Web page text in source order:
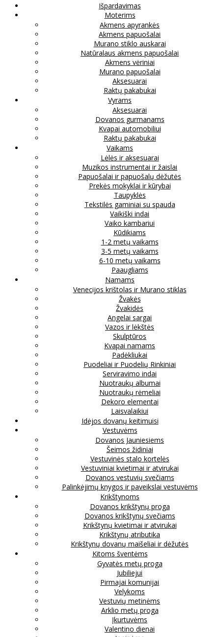
Išpardavimas
Moterims
Akmens apyrankės
Akmens papuošalai
Murano stiklo auskarai
Natūralaus akmens papuošalai
Akmens vėriniai
Murano papuošalai
Aksesuarai
Raktų pakabukai
Vyrams
Aksesuarai
Dovanos gurmanams
Kvapai automobiliui
Raktų pakabukai
Vaikams
Lėlės ir aksesuarai
Muzikos instrumentai ir žaislai
Papuošalai ir papuošalų dėžutės
Prekės mokyklai ir kūrybai
Taupyklės
Tekstilės gaminiai su spauda
Vaikiški indai
Vaiko kambariui
Kūdikiams
1-2 metų vaikams
3-5 metų vaikams
6-10 metų vaikams
Paaugliams
Namams
Venecijos krištolas ir Murano stiklas
Žvakės
Žvakidės
Angelai sargai
Vazos ir lėkštės
Skulptūros
Kvapai namams
Padėkliukai
Puodeliai ir Puodelių Rinkiniai
Serviravimo indai
Nuotraukų albumai
Nuotraukų rėmeliai
Dekoro elementai
Laisvalaikiui
Idėjos dovanų keitimuisi
Vestuvėms
Dovanos Jauniesiems
Šeimos židiniai
Vestuvinės stalo kortelės
Vestuviniai kvietimai ir atvirukai
Dovanos vestuvių svečiams
Palinkėjimų knygos ir paveikslai vestuvėms
Krikštynoms
Dovanos krikštynų proga
Dovanos krikštynų svečiams
Krikštynų kvietimai ir atvirukai
Krikštynų atributika
Krikštynų dovanų maišeliai ir dėžutės
Kitoms šventėms
Gyvatės metų proga
Jubiliejui
Pirmajai komunijai
Velykoms
Vestuvių metinėms
Arklio metų proga
Įkurtuvėms
Valentino dienai